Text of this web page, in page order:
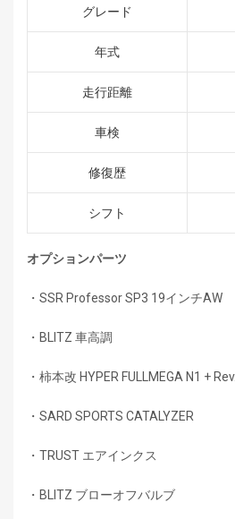
グレード
年式
走行距離
車検
修復歴
シフト
オプションパーツ
・SSR Professor SP3 19インチAW
・BLITZ 車高調
・柿本改 HYPER FULLMEGA N1 +
・SARD SPORTS CATALYZER
・TRUST エアインクス
・BLITZ ブローオフバルブ